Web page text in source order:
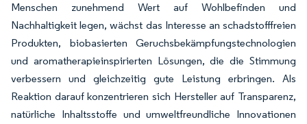
Menschen zunehmend Wert auf Wohlbefinden und
Nachhaltigkeit legen, wächst das Interesse an schadstofffreien
Produkten, biobasierten Geruchsbekämpfungstechnologien
und aromatherapieinspirierten Lösungen, die die Stimmung
verbessern und gleichzeitig gute Leistung erbringen. Als
Reaktion darauf konzentrieren sich Hersteller auf Transparenz,
natürliche Inhaltsstoffe und umweltfreundliche Innovationen